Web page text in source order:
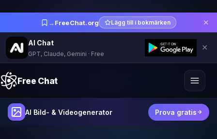
→ FreeChat.org Lägg till i bokmärken ✕
AI Chat
GPT, Claude, Gemini · Free
✕
Free Chat
AI Bild- & Videogenerator Prova gratis